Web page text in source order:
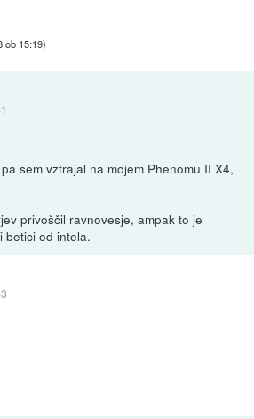
ob 15:19)
sem vztrajal na mojem Phenomu II X4,
privoščil ravnovesje, ampak to je
betici od intela.